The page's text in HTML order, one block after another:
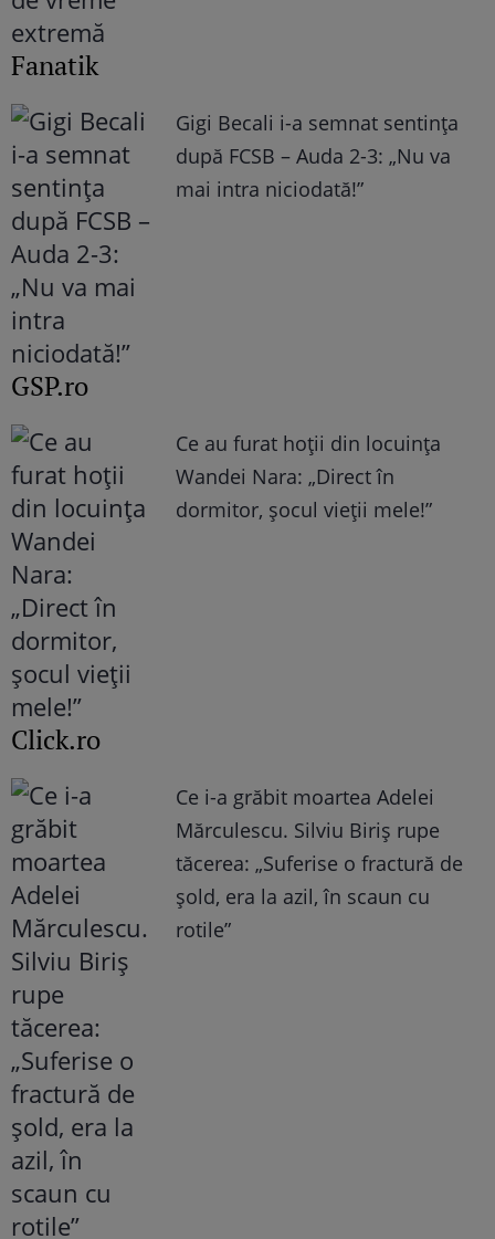
Fanatik
Gigi Becali i-a semnat sentința
după FCSB – Auda 2-3: „Nu va
mai intra niciodată!”
GSP.ro
Ce au furat hoții din locuința
Wandei Nara: „Direct în
dormitor, șocul vieții mele!”
Click.ro
Ce i-a grăbit moartea Adelei
Mărculescu. Silviu Biriș rupe
tăcerea: „Suferise o fractură de
șold, era la azil, în scaun cu
rotile”